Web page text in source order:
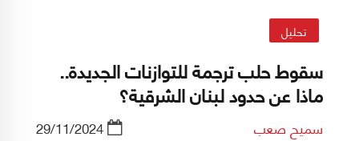
تحليل
سقوط حلب ترجمة للتوازنات الجديدة..
ماذا عن حدود لبنان الشرقية؟
سميح صعب 29/11/2024